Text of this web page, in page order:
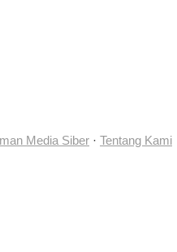
Media Siber · Tentang Kami